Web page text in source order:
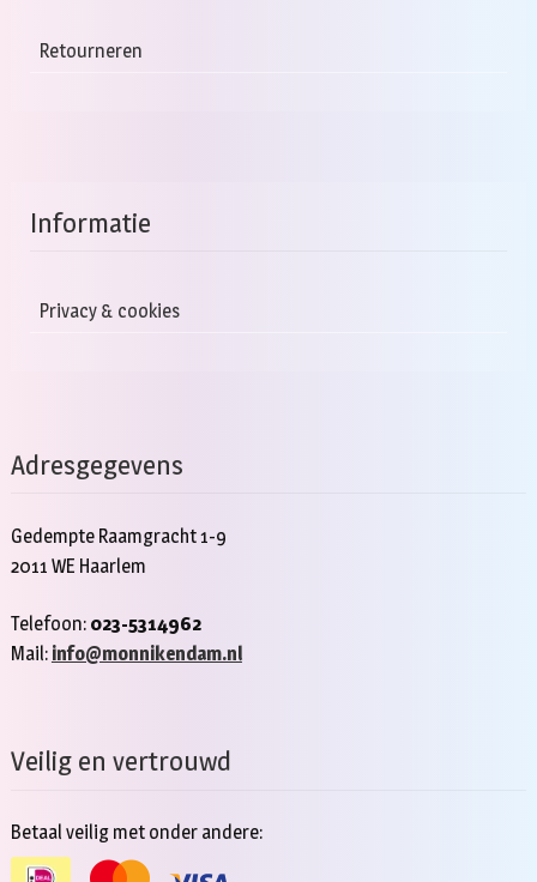
Retourneren
Informatie
Privacy & cookies
Adresgegevens
Gedempte Raamgracht 1-9
2011 WE Haarlem
Telefoon: 023-5314962
Mail: info@monnikendam.nl
Veilig en vertrouwd
Betaal veilig met onder andere: